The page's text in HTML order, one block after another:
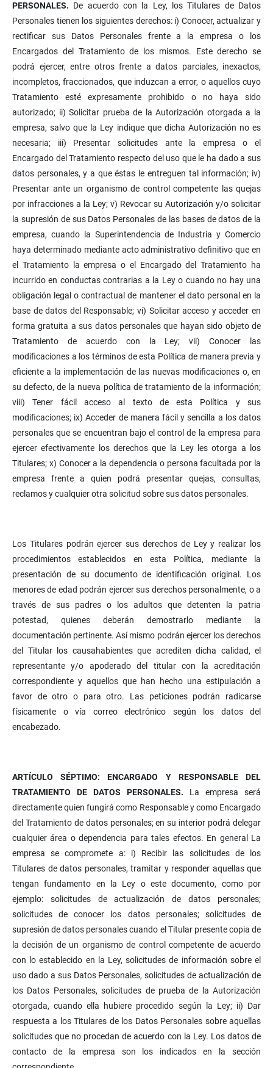
PERSONALES. De acuerdo con la Ley, los Titulares de Datos
Personales tienen los siguientes derechos: i) Conocer, actualizar y
rectificar sus Datos Personales frente a la empresa o los
Encargados del Tratamiento de los mismos. Este derecho se
podrá ejercer, entre otros frente a datos parciales, inexactos,
incompletos, fraccionados, que induzcan a error, o aquellos cuyo
Tratamiento esté expresamente prohibido o no haya sido
autorizado; ii) Solicitar prueba de la Autorización otorgada a la
empresa, salvo que la Ley indique que dicha Autorización no es
necesaria; iii) Presentar solicitudes ante la empresa o el
Encargado del Tratamiento respecto del uso que le ha dado a sus
datos personales, y a que éstas le entreguen tal información; iv)
Presentar ante un organismo de control competente las quejas
por infracciones a la Ley; v) Revocar su Autorización y/o solicitar
la supresión de sus Datos Personales de las bases de datos de la
empresa, cuando la Superintendencia de Industria y Comercio
haya determinado mediante acto administrativo definitivo que en
el Tratamiento la empresa o el Encargado del Tratamiento ha
incurrido en conductas contrarias a la Ley o cuando no hay una
obligación legal o contractual de mantener el dato personal en la
base de datos del Responsable; vi) Solicitar acceso y acceder en
forma gratuita a sus datos personales que hayan sido objeto de
Tratamiento de acuerdo con la Ley; vii) Conocer las
modificaciones a los términos de esta Política de manera previa y
eficiente a la implementación de las nuevas modificaciones o, en
su defecto, de la nueva política de tratamiento de la información;
viii) Tener fácil acceso al texto de esta Política y sus
modificaciones; ix) Acceder de manera fácil y sencilla a los datos
personales que se encuentran bajo el control de la empresa para
ejercer efectivamente los derechos que la Ley les otorga a los
Titulares; x) Conocer a la dependencia o persona facultada por la
empresa frente a quien podrá presentar quejas, consultas,
reclamos y cualquier otra solicitud sobre sus datos personales.
Los Titulares podrán ejercer sus derechos de Ley y realizar los
procedimientos establecidos en esta Política, mediante la
presentación de su documento de identificación original. Los
menores de edad podrán ejercer sus derechos personalmente, o a
través de sus padres o los adultos que detenten la patria
potestad, quienes deberán demostrarlo mediante la
documentación pertinente. Así mismo podrán ejercer los derechos
del Titular los causahabientes que acrediten dicha calidad, el
representante y/o apoderado del titular con la acreditación
correspondiente y aquellos que han hecho una estipulación a
favor de otro o para otro. Las peticiones podrán radicarse
físicamente o vía correo electrónico según los datos del
encabezado.
ARTÍCULO SÉPTIMO: ENCARGADO Y RESPONSABLE DEL
TRATAMIENTO DE DATOS PERSONALES. La empresa será
directamente quien fungirá como Responsable y como Encargado
del Tratamiento de datos personales; en su interior podrá delegar
cualquier área o dependencia para tales efectos. En general La
empresa se compromete a: i) Recibir las solicitudes de los
Titulares de datos personales, tramitar y responder aquellas que
tengan fundamento en la Ley o este documento, como por
ejemplo: solicitudes de actualización de datos personales;
solicitudes de conocer los datos personales; solicitudes de
supresión de datos personales cuando el Titular presente copia de
la decisión de un organismo de control competente de acuerdo
con lo establecido en la Ley, solicitudes de información sobre el
uso dado a sus Datos Personales, solicitudes de actualización de
los Datos Personales, solicitudes de prueba de la Autorización
otorgada, cuando ella hubiere procedido según la Ley; ii) Dar
respuesta a los Titulares de los Datos Personales sobre aquellas
solicitudes que no procedan de acuerdo con la Ley. Los datos de
contacto de la empresa son los indicados en la sección